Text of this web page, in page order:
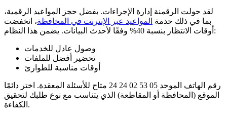
لقد حولت الرقمنة إدارة الإجراءات. بفضل حجز المواعيد الرقمية،
بما في ذلك خدمة المواعيد عبر الإنترنت في المحافظة، انخفضت
أوقات الانتظار بنسبة 40% وفقًا لأحدث البيانات. يضمن هذا النظام:
وصول عادل للخدمات
تحضير أفضل للملفات
أوقات مناسبة للطوارئ
رقم الهاتف الموحد 05 53 02 24 24 متاح للأسئلة المعقدة. اختر دائمًا
الموقع (المحافظة أو المقاطعة) الذي يتناسب مع نوع طلبك لتحقيق
الكفاءة.